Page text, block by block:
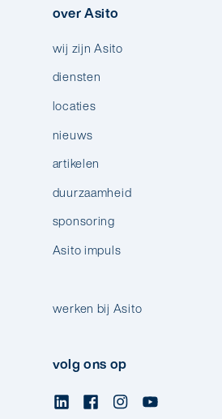
over Asito
wij zijn Asito
diensten
locaties
nieuws
artikelen
duurzaamheid
sponsoring
Asito impuls
werken bij Asito
volg ons op